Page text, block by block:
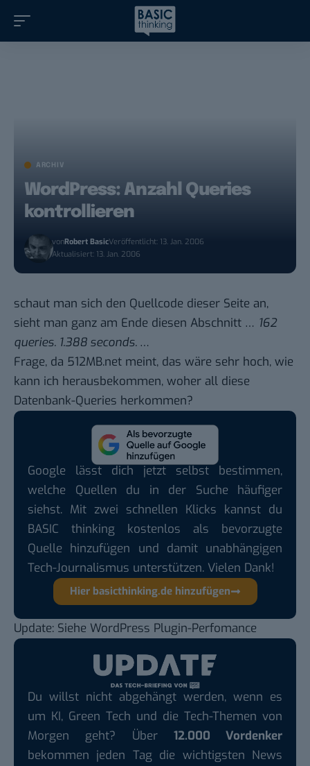
ARCHIV
WordPress: Anzahl Queries
kontrollieren
vonRobert BasicVeröffentlicht: 13. Jan. 2006
Aktualisiert: 13. Jan. 2006
schaut man sich den Quellcode dieser Seite an,
sieht man ganz am Ende diesen Abschnitt … 162
queries. 1.388 seconds. …
Frage, da 512MB.net meint, das wäre sehr hoch, wie
kann ich herausbekommen, woher all diese
Datenbank-Queries herkommen?
Google lässt dich jetzt selbst bestimmen,
welche Quellen du in der Suche häufiger
siehst. Mit zwei schnellen Klicks kannst du
BASIC thinking kostenlos als bevorzugte
Quelle hinzufügen und damit unabhängigen
Tech-Journalismus unterstützen. Vielen Dank!
Hier basicthinking.de hinzufügen
Update: Siehe WordPress Plugin-Perfomance
Du willst nicht abgehängt werden, wenn es
um KI, Green Tech und die Tech-Themen von
Morgen geht? Über 12.000 Vordenker
bekommen jeden Tag die wichtigsten News